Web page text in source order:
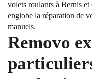
volets roulants à Bernis
englobe la réparation de
manuels.
Removo